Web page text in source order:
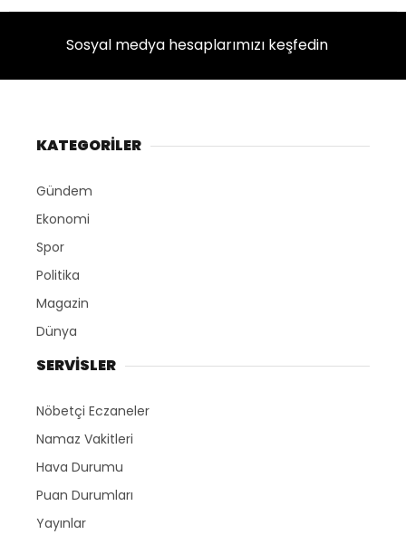
Sosyal medya hesaplarımızı keşfedin
KATEGORİLER
Gündem
Ekonomi
Spor
Politika
Magazin
Dünya
SERVİSLER
Nöbetçi Eczaneler
Namaz Vakitleri
Hava Durumu
Puan Durumları
Yayınlar